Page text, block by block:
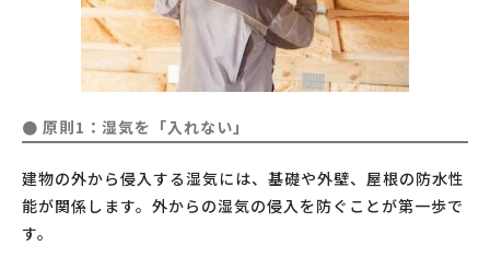
● 原則1：湿気を「入れない」
建物の外から侵入する湿気には、基礎や外壁、屋根の防水性
能が関係します。外からの湿気の侵入を防ぐことが第一歩で
す。